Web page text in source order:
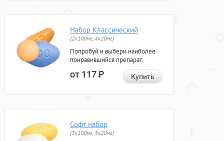
Набор Классический
(2x100мг, 4x20мг)
Попробуй и выбери наиболее
понравившийся препарат.
от 117Р Купить
Софт набор
(3x100мг, 3x20мг)